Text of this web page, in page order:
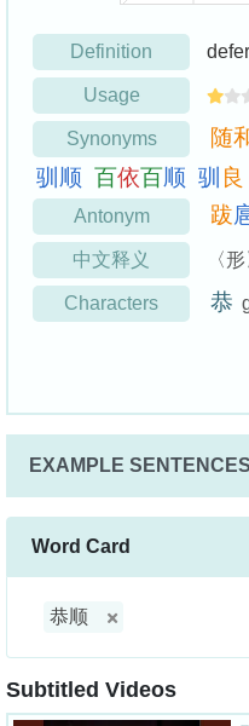
Definition
Usage
Synonyms 随
驯 顺 百依百顺 驯 良
Antonym 跋
中文释义 〈
Characters 恭
EXAMPLE SENTENCES
Word Card
恭顺
Subtitled Videos